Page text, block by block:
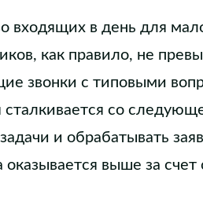
входящих в день для
как правило, не
звонки с типовыми
сталкивается со
и обрабатывать
оказывается выше за